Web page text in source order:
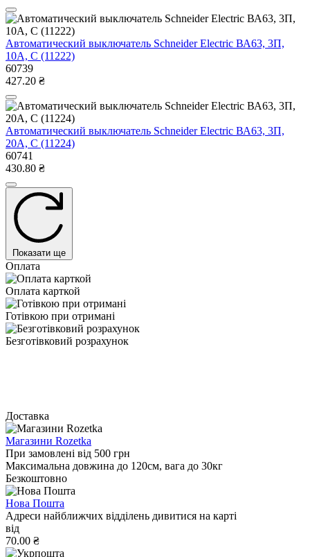
Автоматический выключатель Schneider Electric ВА63, 3П,
10A, C (11222)
60739
427.20 ₴
Автоматический выключатель Schneider Electric ВА63, 3П,
20A, C (11224)
60741
430.80 ₴
Показати ще
Оплата
Оплата карткой
Готівкою при отримані
Безготівковий розрахунок
Доставка
Магазини Rozetka
При замовлені від 500 грн
Максимальна довжина до 120см, вага до 30кг
Безкоштовно
Нова Пошта
Адреси найближчих відділень дивитися на карті
від
70.00 ₴